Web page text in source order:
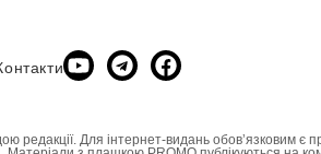
редакції. Для інтернет-видань обовʼязковим